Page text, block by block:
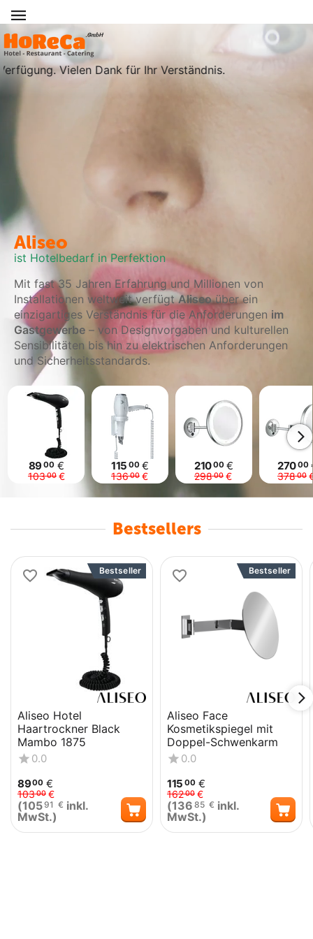
Vielen Dank für Ihr Verständnis.
8900 €
10300 €
115 00 €
13600 €
21000 €
29800 €
27000
37800
Aliseo
ist Hotelbedarf in Perfektion
Mit fast 35 Jahren Erfahrung und Millionen von
Installationen weltweit verfügtAliseoüber ein
einzigartiges Verständnis für die Anforderungen im
Gastgewerbe – von Designvorgaben und kulturellen
Sensibilitäten bis hin zu elektrischen Anforderungen
und Sicherheitsstandards.
Bestsellers
Bestseller
Aliseo Hotel
Haartrockner Black
Mambo 1875
0.0
8900 €
10300 €
(10591 € inkl.
MwSt.)
Bestseller
Aliseo Face
Kosmetikspiegel mit
Doppel-Schwenkarm
0.0
115 00 €
16200 €
(136 85 € inkl.
MwSt.)